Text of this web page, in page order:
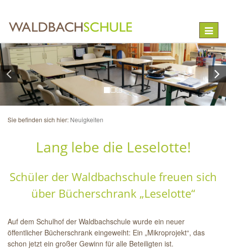
Toggle
Sie befinden sich hier: Neuigkeiten
Lang lebe die Leselotte!
Schüler der Waldbachschule freuen sich
über Bücherschrank „Leselotte“
Auf dem Schulhof der Waldbachschule wurde ein neuer
öffentlicher Bücherschrank eingeweiht: Ein „Mikroprojekt“, das
schon jetzt ein großer Gewinn für alle Beteiligten ist.